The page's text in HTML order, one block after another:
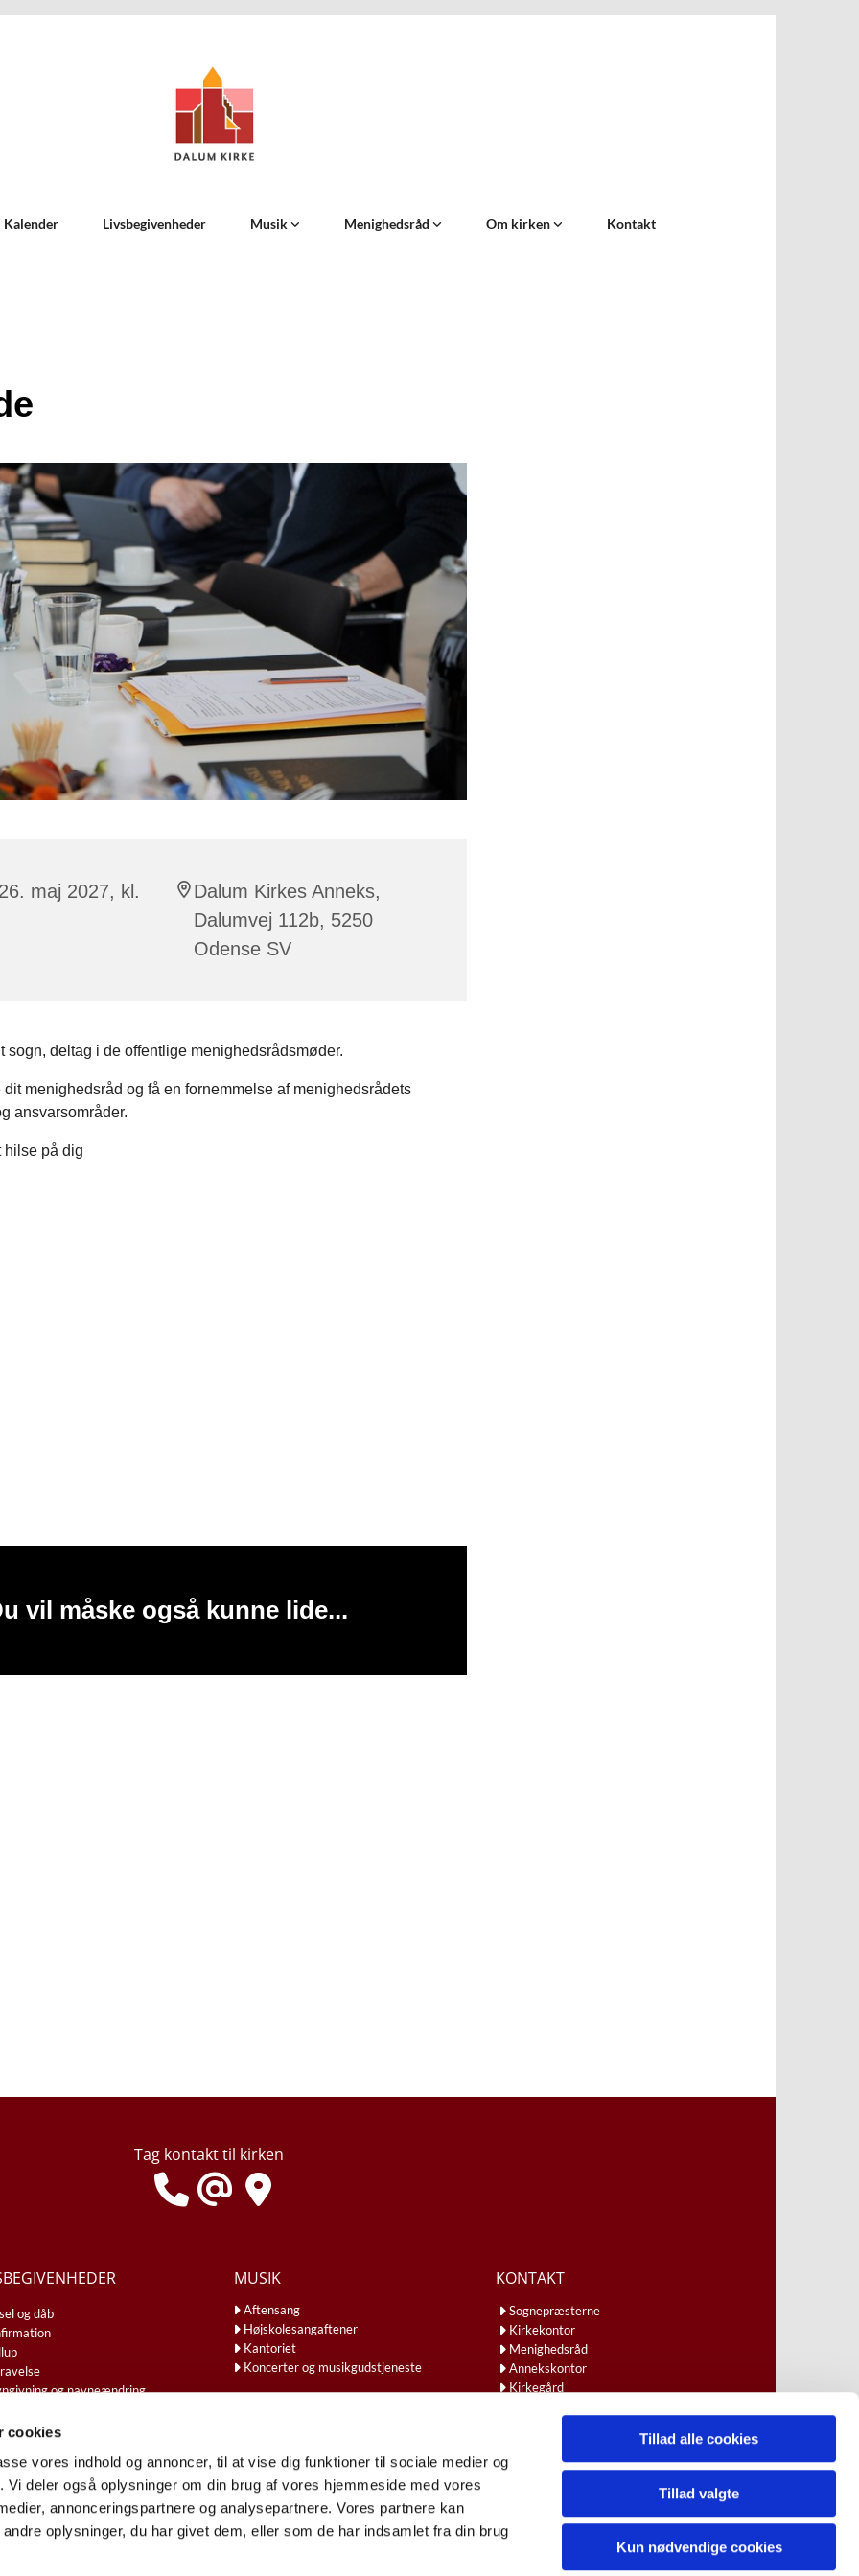
cookies
vores indhold og annoncer, til at vise dig funktioner til sociale medier og
deler også oplysninger om din brug af vores hjemmeside med vores
annonceringspartnere og analysepartnere. Vores partnere kan
oplysninger, du har givet dem, eller som de har indsamlet fra din brug
Tillad alle cookies
Tillad valgte
Kun nødvendige cookies
Kalender Livsbegivenheder Musik Menighedsråd Om kirken Kontakt
maj 2027, kl.
Dalum Kirkes Anneks,
Dalumvej 112b, 5250
Odense SV
sogn, deltag i de offentlige menighedsrådsmøder.
menighedsråd og få en fornemmelse af menighedsrådets
ansvarsområder.
på dig
vil måske også kunne lide...
Tag kontakt til kirken
og dåb
og navneændring
MUSIK
Aftensang
Højskolesangaftener
Kantoriet
Koncerter og musikgudstjeneste
KONTAKT
Sognepræsterne
Kirkekontor
Menighedsråd
Annekskontor
Kirkegård
Cookiepolitik Tilgængelighedserklæring